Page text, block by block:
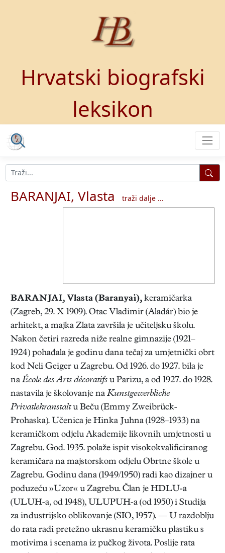
Hrvatski biografski
leksikon
BARANJAI, Vlasta traži dalje ...
BARANJAI, Vlasta (Baranyai), keramičarka
(Zagreb, 29. X 1909). Otac Vladimir (Aladár) bio je
arhitekt, a majka Zlata završila je učiteljsku školu.
Nakon četiri razreda niže realne gimnazije (1921–
1924) pohađala je godinu dana tečaj za umjetnički obrt
kod Neli Geiger u Zagrebu. Od 1926. do 1927. bila je
na École des Arts décoratifs u Parizu, a od 1927. do 1928.
nastavila je školovanje na Kunstgewerbliche
Privatlehranstaltu Beču (Emmy Zweibrück-
Prohaska). Učenica je Hinka Juhna (1928–1933) na
keramičkom odjelu Akademije likovnih umjetnosti u
Zagrebu. God. 1935. polaže ispit visokokvalificiranog
keramičara na majstorskom odjelu Obrtne škole u
Zagrebu. Godinu dana (1949/1950) radi kao dizajner u
poduzeću »Uzor« u Zagrebu. Član je HDLU-a
(ULUH-a, od 1948), ULUPUH-a (od 1950) i Studija
za industrijsko oblikovanje (SIO, 1957). — U razdoblju
do rata radi pretežno ukrasnu keramičku plastiku s
motivima i scenama iz pučkog života. Poslije rata